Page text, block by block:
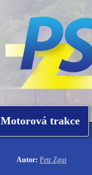
Motorová trakce
Autor: Petr Zgut